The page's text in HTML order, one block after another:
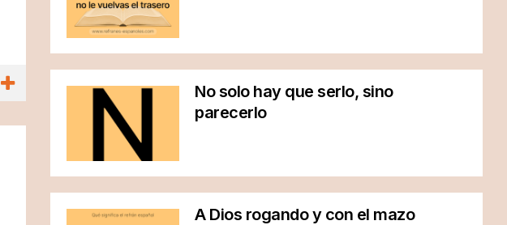
No solo hay que serlo, sino
parecerlo
A Dios rogando y con el mazo